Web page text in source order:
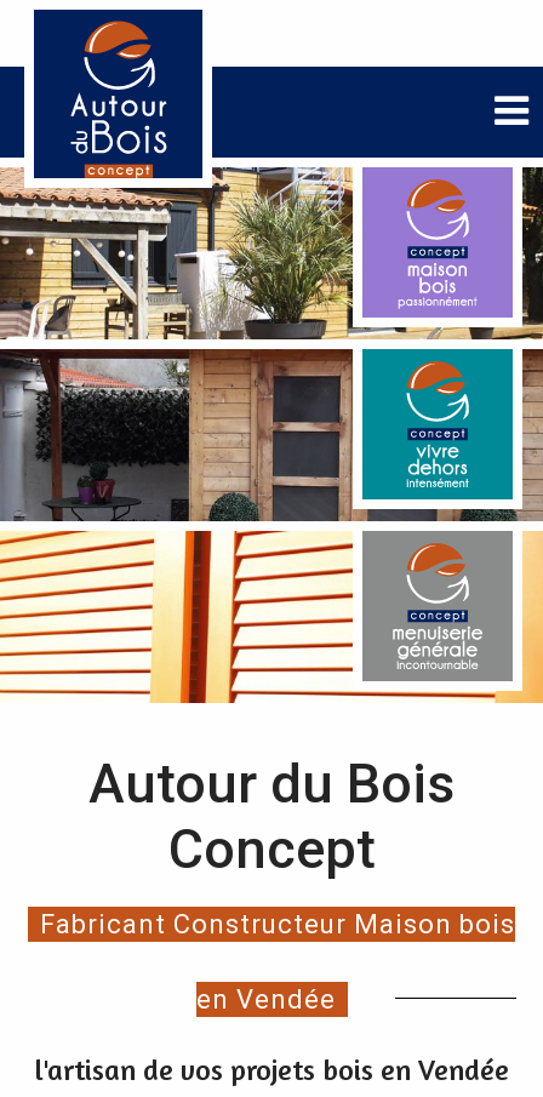
Autour du Bois
Concept
Fabricant Constructeur Maison bois
en Vendée
l'artisan de vos projets bois en Vendée